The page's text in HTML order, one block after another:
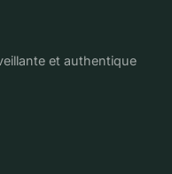
et authentique